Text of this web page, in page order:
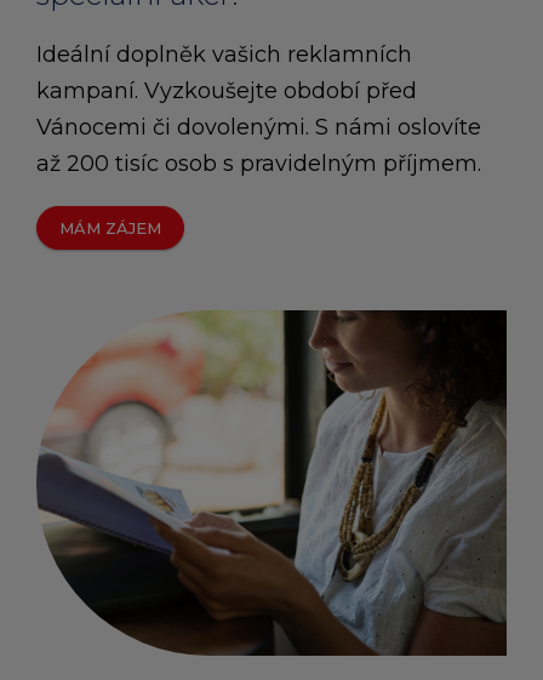
Ideální doplněk vašich reklamních
kampaní. Vyzkoušejte období před
Vánocemi či dovolenými. S námi oslovíte
až 200 tisíc osob s pravidelným příjmem.
MÁM ZÁJEM